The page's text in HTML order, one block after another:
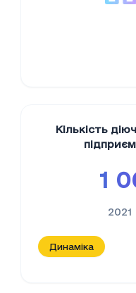
Кількість
1
2021
Динаміка